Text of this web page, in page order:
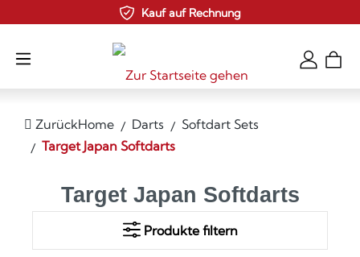
Zum Hauptinhalt springenKauf auf Rechnung
ZurückHome Darts
Softdart Sets
Target Japan Softdarts
Target Japan Softdarts
Produkte filtern